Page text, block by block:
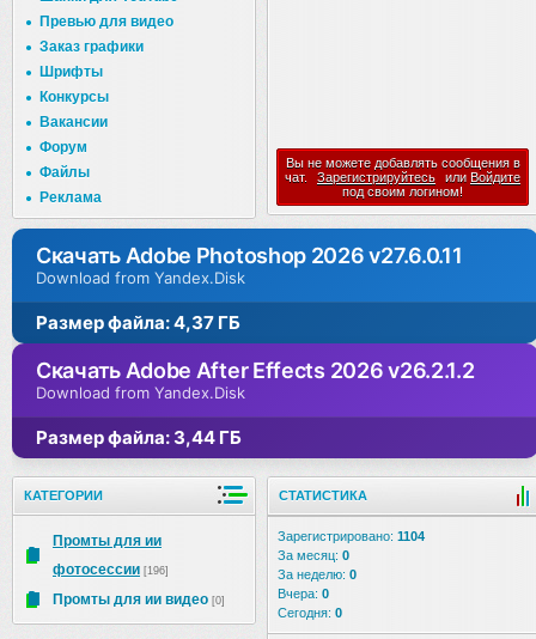
Превью для видео
Заказ графики
Шрифты
Конкурсы
Вакансии
Форум
Файлы
Реклама
Вы не можете добавлять сообщения в
чат.
Зарегистрируйтесь или Войдите
под своим логином!
Скачать Adobe Photoshop 2026 v27.6.0.11
Download from Yandex.Disk
Размер файла: 4,37 ГБ
Скачать Adobe After Effects 2026 v26.2.1.2
Download from Yandex.Disk
Размер файла: 3,44 ГБ
КАТЕГОРИИ
Промты для ии
фотосессии [196]
Промты для ии видео [0]
СТАТИСТИКА
Зарегистрировано: 1104
За месяц: 0
За неделю: 0
Вчера: 0
Сегодня: 0